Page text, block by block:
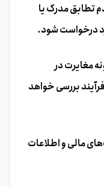
تطابق مدرک یا
درخواست شود.
مغایرت در
بررسی خواهد
مالی و اطلاعات